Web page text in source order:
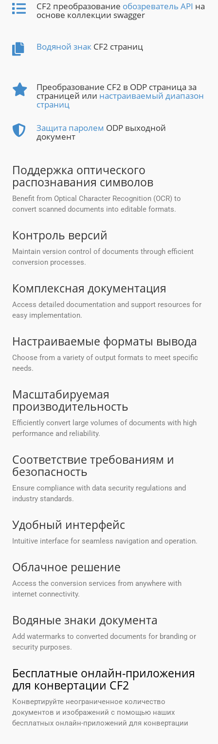
CF2 преобразование обозреватель API на
основе коллекции swagger
Водяной знак CF2 страниц
Преобразование CF2 в ODP страница за
страницей или настраиваемый диапазон
страниц
Защита паролем ODP выходной
документ
Поддержка оптического
распознавания символов
Benefit from Optical Character Recognition (OCR) to
convert scanned documents into editable formats.
Контроль версий
Maintain version control of documents through efficient
conversion processes.
Комплексная документация
Access detailed documentation and support resources for
easy implementation.
Настраиваемые форматы вывода
Choose from a variety of output formats to meet specific
needs.
Масштабируемая
производительность
Efficiently convert large volumes of documents with high
performance and reliability.
Соответствие требованиям и
безопасность
Ensure compliance with data security regulations and
industry standards.
Удобный интерфейс
Intuitive interface for seamless navigation and operation.
Облачное решение
Access the conversion services from anywhere with
internet connectivity.
Водяные знаки документа
Add watermarks to converted documents for branding or
security purposes.
Бесплатные онлайн-приложения
для конвертации CF2
Конвертируйте неограниченное количество
документов и изображений с помощью наших
бесплатных онлайн-приложений для конвертации